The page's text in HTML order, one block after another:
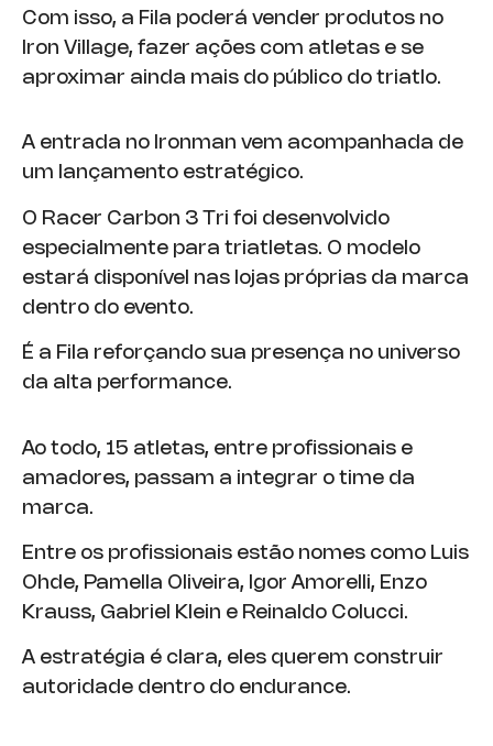
Com isso, a Fila poderá vender produtos no
Iron Village, fazer ações com atletas e se
aproximar ainda mais do público do triatlo.
A entrada no Ironman vem acompanhada de
um lançamento estratégico.
O Racer Carbon 3 Tri foi desenvolvido
especialmente para triatletas. O modelo
estará disponível nas lojas próprias da marca
dentro do evento.
É a Fila reforçando sua presença no universo
da alta performance.
Ao todo, 15 atletas, entre profissionais e
amadores, passam a integrar o time da
marca.
Entre os profissionais estão nomes como Luis
Ohde, Pamella Oliveira, Igor Amorelli, Enzo
Krauss, Gabriel Klein e Reinaldo Colucci.
A estratégia é clara, eles querem construir
autoridade dentro do endurance.